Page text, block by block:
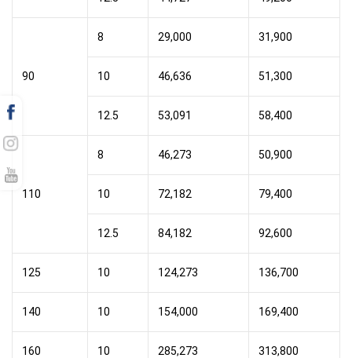
90
8 29,000 31,900
10 46,636 51,300
12.5 53,091 58,400
110
8 46,273 50,900
10 72,182 79,400
12.5 84,182 92,600
125 10 124,273 136,700
140 10 154,000 169,400
160 10 285,273 313,800